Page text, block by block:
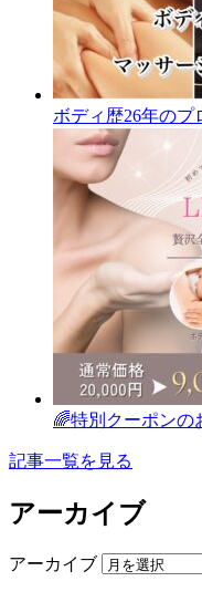
ボディ歴26年のプ
🌈特別クーポンの
記事一覧を見る
アーカイブ
アーカイブ